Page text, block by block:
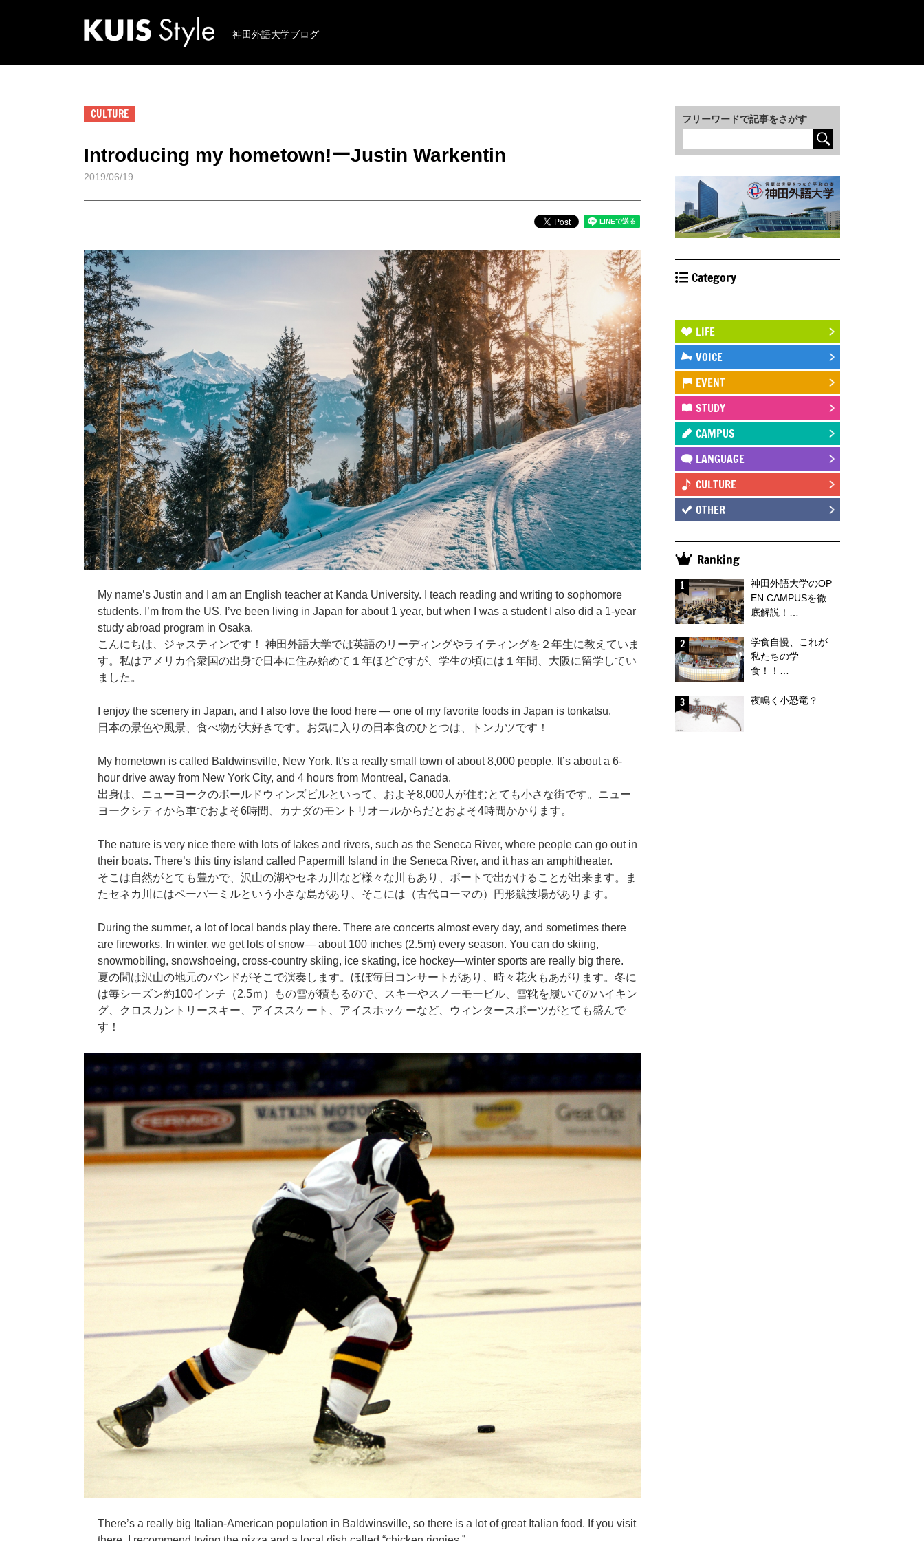
神田外語大学ブログ
CULTURE
Introducing my hometown!ーJustin Warkentin
2019/06/19
My name’s Justin and I am an English teacher at Kanda University. I teach reading and writing to sophomore
students. I’m from the US. I’ve been living in Japan for about 1 year, but when I was a student I also did a 1-year
study abroad program in Osaka.
こんにちは、ジャスティンです！ 神田外語大学では英語のリーディングやライティングを２年生に教えていま
す。私はアメリカ合衆国の出身で日本に住み始めて１年ほどですが、学生の頃には１年間、大阪に留学してい
ました。
I enjoy the scenery in Japan, and I also love the food here — one of my favorite foods in Japan is tonkatsu.
日本の景色や風景、食べ物が大好きです。お気に入りの日本食のひとつは、トンカツです！
My hometown is called Baldwinsville, New York. It’s a really small town of about 8,000 people. It’s about a 6-
hour drive away from New York City, and 4 hours from Montreal, Canada.
出身は、ニューヨークのボールドウィンズビルといって、およそ8,000人が住むとても小さな街です。ニュー
ヨークシティから車でおよそ6時間、カナダのモントリオールからだとおよそ4時間かかります。
The nature is very nice there with lots of lakes and rivers, such as the Seneca River, where people can go out in
their boats. There’s this tiny island called Papermill Island in the Seneca River, and it has an amphitheater.
そこは自然がとても豊かで、沢山の湖やセネカ川など様々な川もあり、ボートで出かけることが出来ます。ま
たセネカ川にはペーパーミルという小さな島があり、そこには（古代ローマの）円形競技場があります。
During the summer, a lot of local bands play there. There are concerts almost every day, and sometimes there
are fireworks. In winter, we get lots of snow— about 100 inches (2.5m) every season. You can do skiing,
snowmobiling, snowshoeing, cross-country skiing, ice skating, ice hockey—winter sports are really big there.
夏の間は沢山の地元のバンドがそこで演奏します。ほぼ毎日コンサートがあり、時々花火もあがります。冬に
は毎シーズン約100インチ（2.5ｍ）もの雪が積もるので、スキーやスノーモービル、雪靴を履いてのハイキン
グ、クロスカントリースキー、アイススケート、アイスホッケーなど、ウィンタースポーツがとても盛んで
す！
There’s a really big Italian-American population in Baldwinsville, so there is a lot of great Italian food. If you visit
フリーワードで記事をさがす
Category
LIFE
VOICE
EVENT
STUDY
CAMPUS
LANGUAGE
CULTURE
OTHER
Ranking
神田外語大学のOP
EN CAMPUSを徹
底解説！…
学食自慢、これが
私たちの学
食！！…
夜鳴く小恐竜？